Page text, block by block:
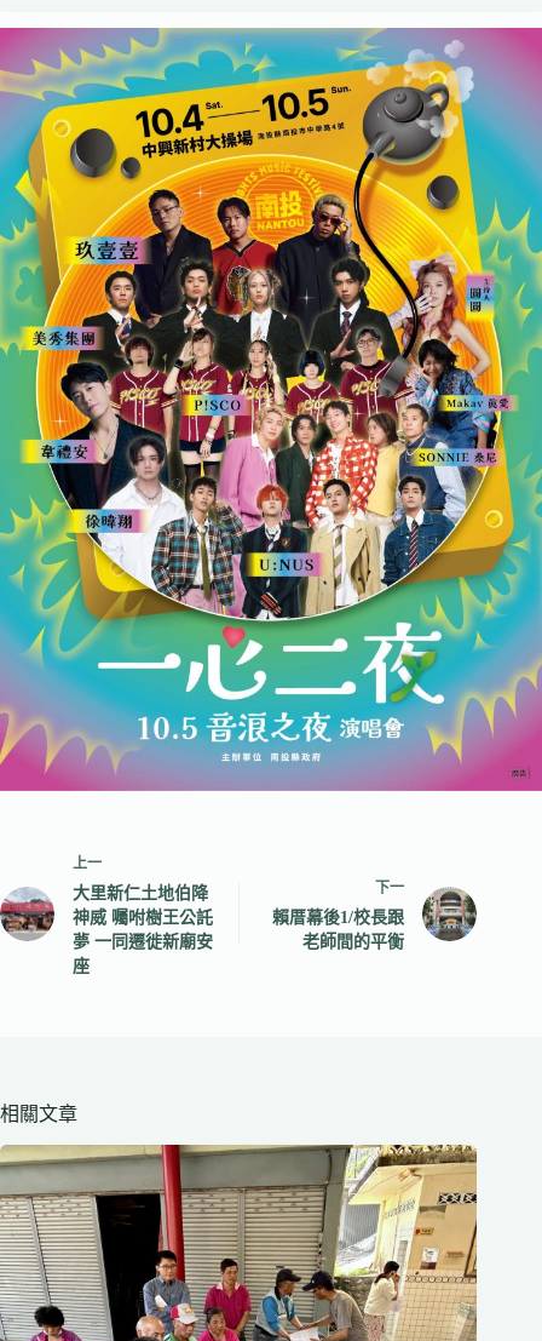
上一
大里新仁土地伯降
神威 囑咐樹王公託
夢 一同遷徙新廟安
座
下一
賴厝幕後1/校長跟
老師間的平衡
相關文章